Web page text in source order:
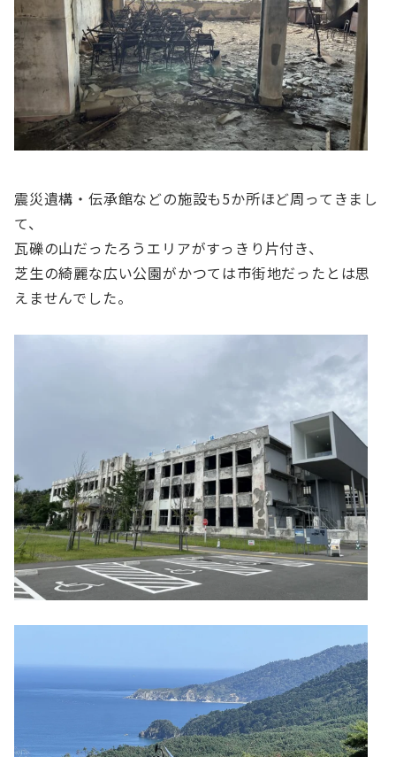
震災遺構・伝承館などの施設も5か所ほど周ってきまし
て、
瓦礫の山だったろうエリアがすっきり片付き、
芝生の綺麗な広い公園がかつては市街地だったとは思
えませんでした。